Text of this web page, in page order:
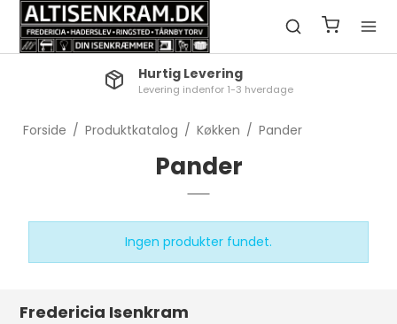
Hurtig Levering
Levering indenfor 1-3 hverdage
Forside / Produktkatalog / Køkken / Pander
Pander
Ingen produkter fundet.
Fredericia Isenkram